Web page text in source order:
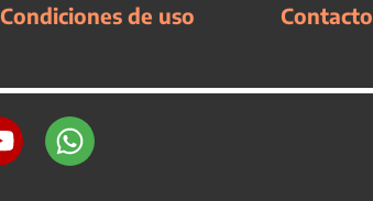
Condiciones de uso Contacto